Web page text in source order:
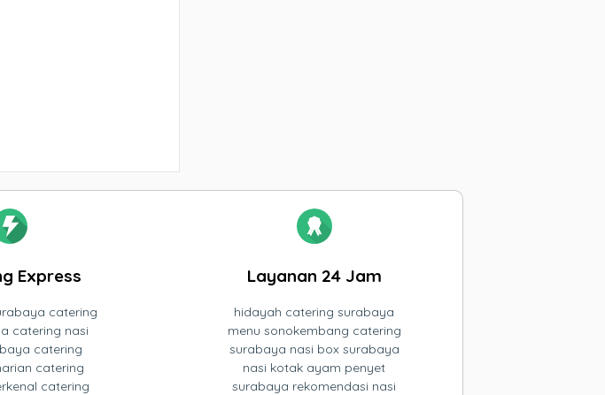
Express
catering
catering nasi
catering
catering
catering
Layanan 24 Jam
hidayah catering surabaya
menu sonokembang catering
surabaya nasi box surabaya
nasi kotak ayam penyet
surabaya rekomendasi nasi